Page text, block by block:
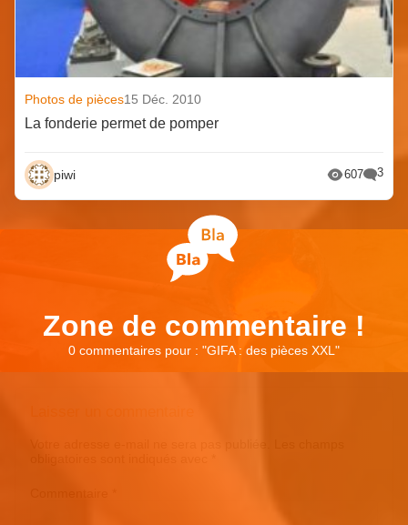
Photos de pièces15 Déc. 2010
La fonderie permet de pomper
piwi 607 3
Zone de commentaire !
0 commentaires pour : "GIFA : des pièces XXL "